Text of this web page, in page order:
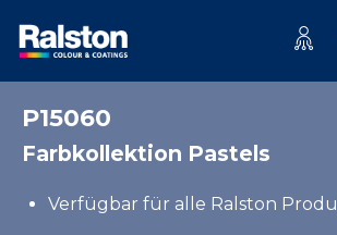
P15060
Farbkollektion Pastels
Verfügbar für alle Ralston